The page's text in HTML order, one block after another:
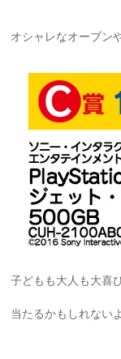
オシャレなオーブン
子どもも大人も大喜
当たるかもしれない